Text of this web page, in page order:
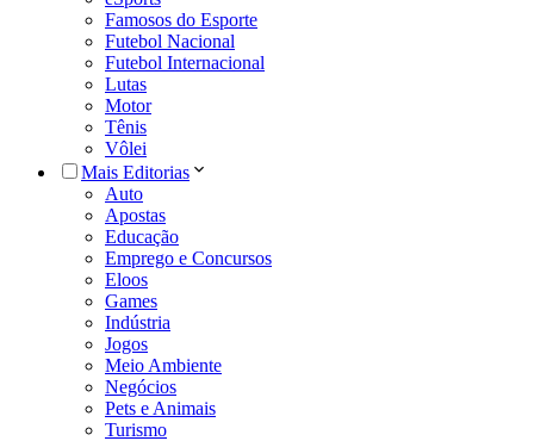
Famosos do Esporte
Futebol Nacional
Futebol Internacional
Lutas
Motor
Tênis
Vôlei
Mais Editorias
Auto
Apostas
Educação
Emprego e Concursos
Eloos
Games
Indústria
Jogos
Meio Ambiente
Negócios
Pets e Animais
Turismo